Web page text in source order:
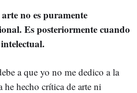
no es puramente
Es posteriormente cuando
a que yo no me dedico a la
he hecho crítica de arte ni